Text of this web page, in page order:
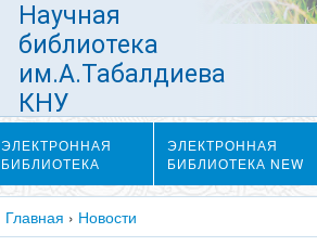
Научная
библиотека
им.А.Табалдиева
КНУ
ЭЛЕКТРОННАЯ
БИБЛИОТЕКА
ЭЛЕКТРОННАЯ
БИБЛИОТЕКА NEW
Главная › Новости